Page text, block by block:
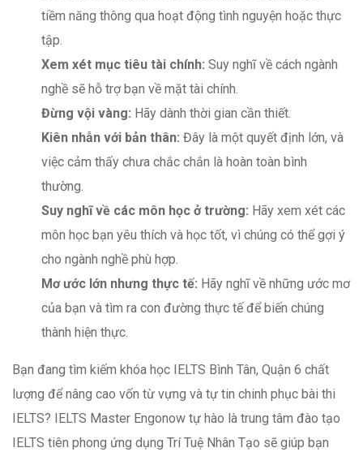
tiềm năng thông qua hoạt động tình nguyện hoặc thực
tập.
Xem xét mục tiêu tài chính: Suy nghĩ về cách ngành
nghề sẽ hỗ trợ bạn về mặt tài chính.
Đừng vội vàng: Hãy dành thời gian cần thiết.
Kiên nhẫn với bản thân: Đây là một quyết định lớn, và
việc cảm thấy chưa chắc chắn là hoàn toàn bình
thường.
Suy nghĩ về các môn học ở trường: Hãy xem xét các
môn học bạn yêu thích và học tốt, vì chúng có thể gợi ý
cho ngành nghề phù hợp.
Mơ ước lớn nhưng thực tế: Hãy nghĩ về những ước mơ
của bạn và tìm ra con đường thực tế để biến chúng
thành hiện thực.
Bạn đang tìm kiếm khóa học IELTS Bình Tân, Quận 6 chất
lượng để nâng cao vốn từ vựng và tự tin chinh phục bài thi
IELTS? IELTS Master Engonow tự hào là trung tâm đào tạo
IELTS tiên phong ứng dụng Trí Tuệ Nhân Tạo sẽ giúp bạn